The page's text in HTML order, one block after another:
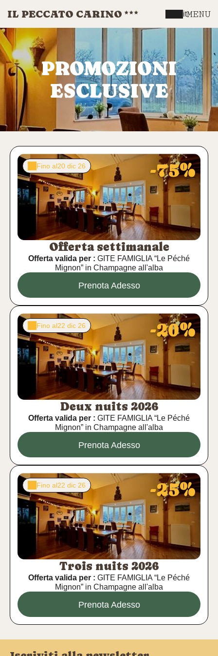
IL PECCATO CARINO itMENU
PROMOZIONI
ESCLUSIVE
Fino al20 dic 26 -75%
Offerta settimanale
Offerta valida per : GITE FAMIGLIA “Le Péché
Mignon” in Champagne all'alba
Prenota Adesso
Fino al22 dic 26 -20%
Deux nuits 2026
Offerta valida per : GITE FAMIGLIA “Le Péché
Mignon” in Champagne all'alba
Prenota Adesso
Fino al22 dic 26 -25%
Trois nuits 2026
Offerta valida per : GITE FAMIGLIA “Le Péché
Mignon” in Champagne all'alba
Prenota Adesso